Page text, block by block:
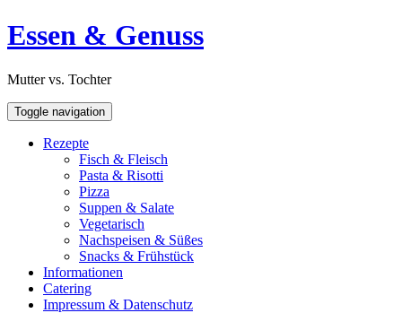
Skip
to
Open
Sidebar
Essen & Genuss
Mutter vs. Tochter
Toggle navigation
Rezepte
Fisch & Fleisch
Pasta & Risotti
Pizza
Suppen & Salate
Vegetarisch
Nachspeisen & Süßes
Snacks & Frühstück
Informationen
Catering
Impressum & Datenschutz